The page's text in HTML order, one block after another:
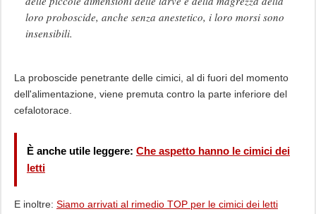
loro proboscide, anche senza anestetico, i loro morsi sono
insensibili.
La proboscide penetrante delle cimici, al di fuori del momento
dell'alimentazione, viene premuta contro la parte inferiore del
cefalotorace.
È anche utile leggere: Che aspetto hanno le cimici dei
letti
E inoltre: Siamo arrivati ​​al rimedio TOP per le cimici dei letti